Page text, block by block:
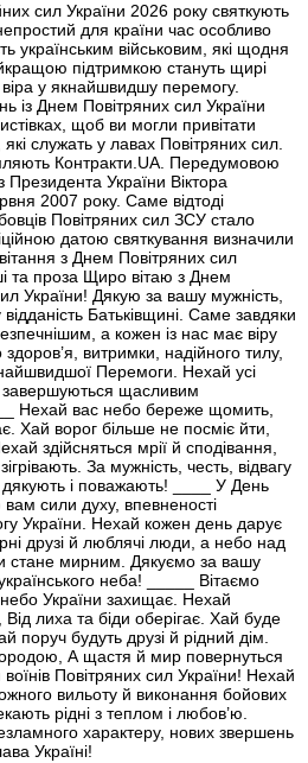
сил України 2026 року святкують
для країни час особливо
українським військовим, які щодня
підтримкою стануть щирі
у якнайшвидшу перемогу.
із Днем Повітряних сил України
щоб ви могли привітати
служать у лавах Повітряних сил.
Контракти.UA. Передумовою
Президента України Віктора
2007 року. Саме відтоді
Повітряних сил ЗСУ стало
датою святкування визначили
з Днем Повітряних сил
та проза Щиро вітаю з Днем
України! Дякую за вашу мужність,
Батьківщині. Саме завдяки
а кожен із нас має віру
витримки, надійного тилу,
Перемоги. Нехай усі
завершуються щасливим
Нехай вас небо береже щомить,
Хай ворог більше не посміє йти,
здійсняться мрії й сподівання,
За мужність, честь, відвагу
і поважають! ____ У День
сили духу, впевненості
України. Нехай кожен день дарує
друзі й люблячі люди, а небо над
мирним. Дякуємо за вашу
неба! _____ Вітаємо
небо України захищає. Нехай
лиха та біди оберігає. Хай буде
поруч будуть друзі й рідний дім.
А щастя й мир повернуться
Повітряних сил України! Нехай
вильоту й виконання бойових
рідні з теплом і любов’ю.
характеру, нових звершень
Україні!